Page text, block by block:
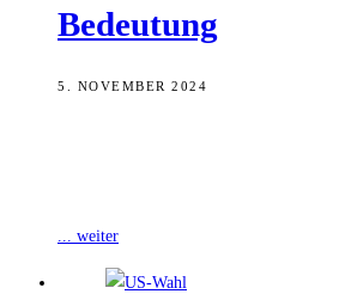
Bedeutung
5. NOVEMBER 2024
... weiter